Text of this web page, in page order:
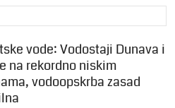
vode: Vodostaji Dunava i
na rekordno niskim
vodoopskrba zasad